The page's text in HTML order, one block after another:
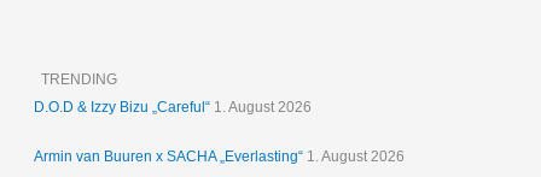
TRENDING
D.O.D & Izzy Bizu „Careful“ 1. August 2026
Armin van Buuren x SACHA „Everlasting“ 1. August 2026